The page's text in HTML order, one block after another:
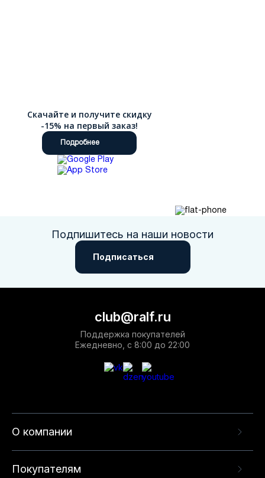
Скачайте и получите скидку
-15% на первый заказ!
Подробнее
Подпишитесь на наши новости
Подписаться
О компании
Покупателям
club@ralf.ru
Поддержка покупателей
Ежедневно, с 8:00 до 22:00